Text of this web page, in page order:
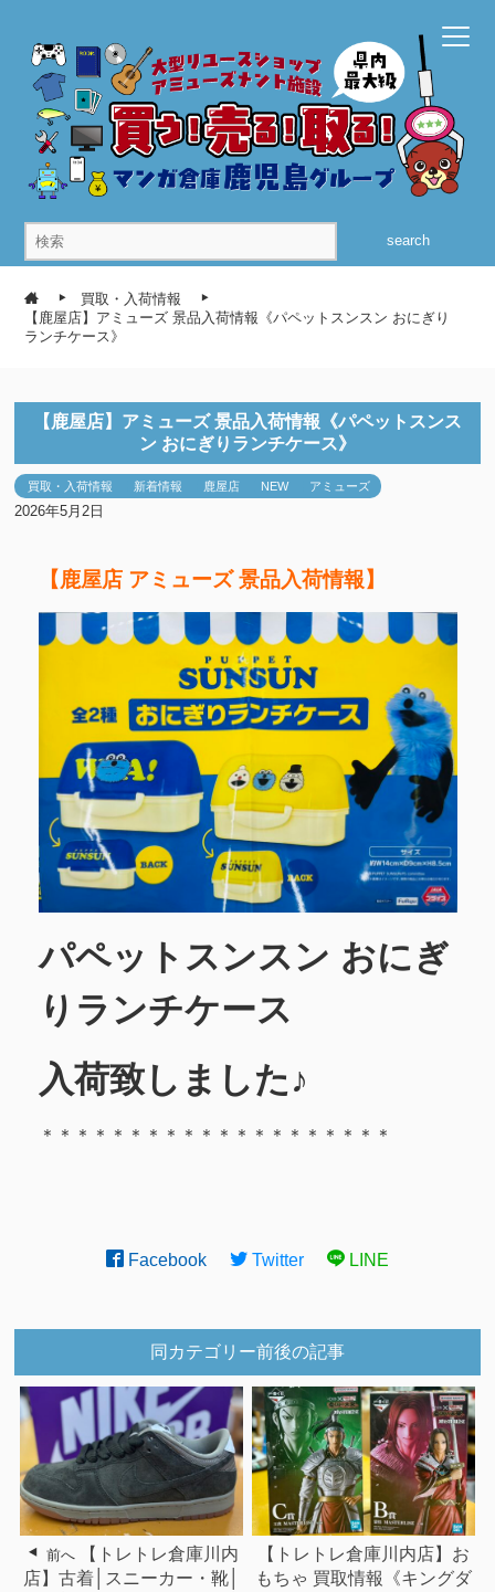
search
買取・入荷情報
【鹿屋店】アミューズ 景品入荷情報《パペットスンスン おにぎり
ランチケース》
【鹿屋店】アミューズ 景品入荷情報《パペットスンス
ン おにぎりランチケース》
買取・入荷情報 新着情報 鹿屋店 NEW アミューズ
2026年5月2日
【鹿屋店 アミューズ 景品入荷情報】
パペットスンスン おにぎ
りランチケース
入荷致しました♪
＊＊＊＊＊＊＊＊＊＊＊＊＊＊＊＊＊＊＊＊
Facebook Twitter LINE
同カテゴリー前後の記事
前へ
【トレトレ倉庫川内
店】古着│スニーカー・靴│
【トレトレ倉庫川内店】お
もちゃ 買取情報《キングダ